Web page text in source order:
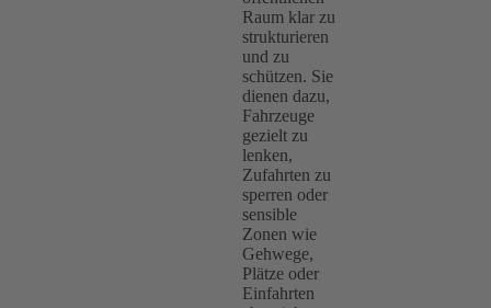
Raum klar zu
strukturieren
und zu
schützen. Sie
dienen dazu,
Fahrzeuge
gezielt zu
lenken,
Zufahrten zu
sperren oder
sensible
Zonen wie
Gehwege,
Plätze oder
Einfahrten